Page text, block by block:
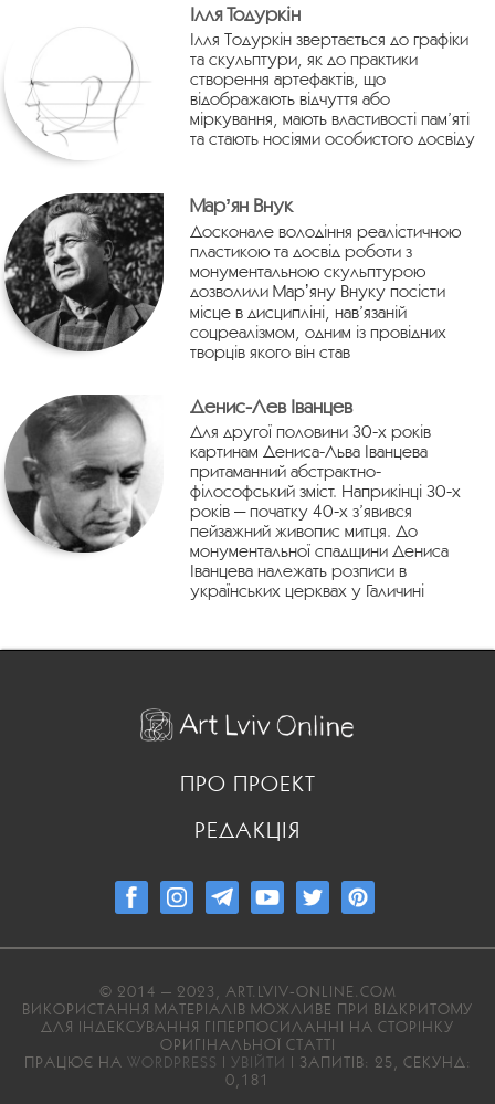
Ілля Тодуркін
Ілля Тодуркін звертається до графіки
та скульптури, як до практики
створення артефактів, що
відображають відчуття або
міркування, мають властивості пам’яті
та стають носіями особистого досвіду
Марʼян Внук
Досконале володіння реалістичною
пластикою та досвід роботи з
монументальною скульптурою
дозволили Марʼяну Внуку посісти
місце в дисципліні, нав’язаній
соцреалізмом, одним із провідних
творців якого він став
Денис-Лев Іванцев
Для другої половини 30-х років
картинам Дениса-Льва Іванцева
притаманний абстрактно-
філософський зміст. Наприкінці 30-х
років — початку 40-х з’явився
пейзажний живопис митця. До
монументальної спадщини Дениса
Іванцева належать розписи в
українських церквах у Галичині
ПРО ПРОЕКТ
РЕДАКЦІЯ
© 2014 — 2023, ART.LVIV-ONLINE.COM
ВИКОРИСТАННЯ МАТЕРІАЛІВ МОЖЛИВЕ ПРИ ВІДКРИТОМУ
ДЛЯ ІНДЕКСУВАННЯ ГІПЕРПОСИЛАННІ НА СТОРІНКУ
ОРИГІНАЛЬНОЇ СТАТТІ
ПРАЦЮЄ НА WORDPRESS | УВІЙТИ | ЗАПИТІВ: 25, СЕКУНД:
0,181